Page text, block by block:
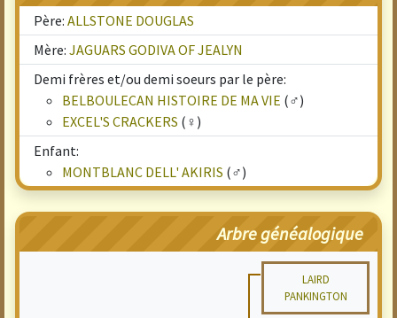
Père: ALLSTONE DOUGLAS
Mère: JAGUARS GODIVA OF JEALYN
Demi frères et/ou demi soeurs par le père:
BELBOULECAN HISTOIRE DE MA VIE (♂)
EXCEL'S CRACKERS (♀)
Enfant:
MONTBLANC DELL' AKIRIS (♂)
Arbre généalogique
LAIRD
PANKINGTON